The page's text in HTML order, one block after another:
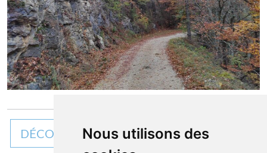
Nous utilisons des
DÉCOUVREZ TOUTES NOS ACTUALITÉS